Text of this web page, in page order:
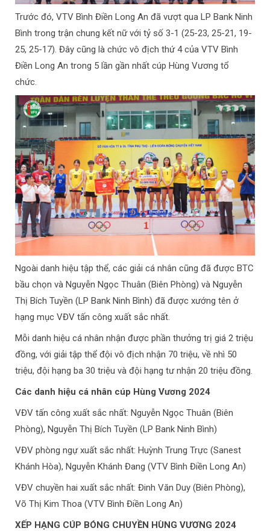
Trước đó, VTV Bình Điền Long An đã vượt qua LP Bank Ninh
Bình trong trận chung kết nữ với tỷ số 3-1 (25-23, 25-21, 19-
25, 25-17). Đây cũng là chức vô địch thứ 4 của VTV Bình
Điền Long An trong 5 lần gần nhất cúp Hùng Vương tổ
chức.
Ngoài danh hiệu tập thể, các giải cá nhân cũng đã được BTC
bầu chọn và Nguyễn Ngọc Thuân (Biên Phòng) và Nguyễn
Thị Bích Tuyền (LP Bank Ninh Bình) đã được xướng tên ở
hạng mục VĐV tấn công xuất sắc nhất.
Mỗi danh hiệu cá nhân nhận được phần thưởng trị giá 2 triệu
đồng, với giải tập thể đội vô địch nhận 70 triệu, về nhì 50
triệu, đội hạng ba 30 triệu và đội hạng tư nhận 20 triệu đồng.
Các danh hiệu cá nhân cúp Hùng Vương 2024
VĐV tấn công xuất sắc nhất: Nguyễn Ngọc Thuân (Biên
Phòng), Nguyễn Thị Bích Tuyền (LP Bank Ninh Bình)
VĐV phòng ngự xuất sắc nhất: Huỳnh Trung Trực (Sanest
Khánh Hòa), Nguyễn Khánh Đang (VTV Bình Điền Long An)
VĐV chuyền hai xuất sắc nhất: Đinh Văn Duy (Biên Phòng),
Võ Thị Kim Thoa (VTV Bình Điền Long An)
XẾP HẠNG CÚP BÓNG CHUYỀN HÙNG VƯƠNG 2024